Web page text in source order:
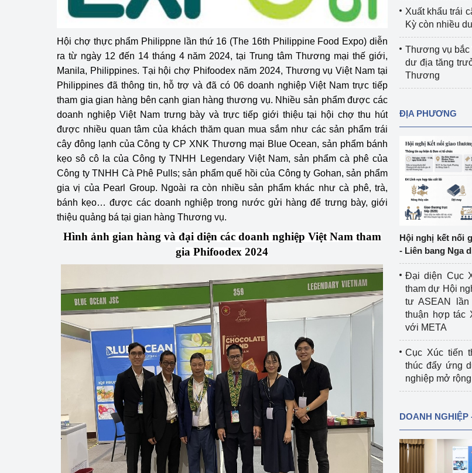
Bảo vệ môi trường Video bảo vệ môi trường
Văn bản về môi trường
Đọc báo giúp bạn
Doanh nghiệp - Người dân
Xúc tiến thương mại Khu vực miền Bắc
Khu vực miền Trung
Khu vực miền Nam
Thị trường nước ngoàiHiệp định EVFTA
Thị trường châu Á – châu Phi
Thị trường châu Âu – châu Mỹ
Thị trường trong nước
Ngành Công Thương đưa nghị quyết
Đại hội XIV của Đảng vào cuộc sống
Phát triển công nghiệpCông nghiệp nền tảng
Sản xuất công nghiệp
Phát triển năng lượng
Hội chợ thực phẩm Philippne lần thứ 16 (The 16th Philippine Food Expo) diễn
ra từ ngày 12 đến 14 tháng 4 năm 2024, tại Trung tâm Thương mại thế giới,
Manila, Philippines. Tại hội chợ Phifoodex năm 2024, Thương vụ Việt Nam tại
Philippines đã thông tin, hỗ trợ và đã có 06 doanh nghiệp Việt Nam trực tiếp
tham gia gian hàng bên cạnh gian hàng thương vụ. Nhiều sản phẩm được các
doanh nghiệp Việt Nam trưng bày và trực tiếp giới thiệu tại hội chợ thu hút
được nhiều quan tâm của khách thăm quan mua sắm như các sản phẩm trái
cây đông lạnh của Công ty CP XNK Thương mại Blue Ocean, sản phẩm bánh
kẹo sô cô la của Công ty TNHH Legendary Việt Nam, sản phẩm cà phê của
Công ty TNHH Cà Phê Pulls; sản phẩm quế hồi của Công ty Gohan, sản phẩm
gia vị của Pearl Group. Ngoài ra còn nhiều sản phẩm khác như cà phê, trà,
bánh kẹo… được các doanh nghiệp trong nước gửi hàng để trưng bày, giới
thiệu quảng bá tại gian hàng Thương vụ.
Hình ảnh gian hàng và đại diện các doanh nghiệp Việt Nam tham
gia Phifoodex 2024
Xuất khẩu trái
Kỳ còn nhiều
Thương vụ bắc
dư địa tăng
Thương
ĐỊA PHƯƠNG
Hội nghị kết nối
- Liên bang Nga
Đại diện Cục
tham dự Hội
tư ASEAN
thuận hợp tác
với META
Cục Xúc tiến
thúc đẩy ứng
nghiệp mở
DOANH NGHIỆP